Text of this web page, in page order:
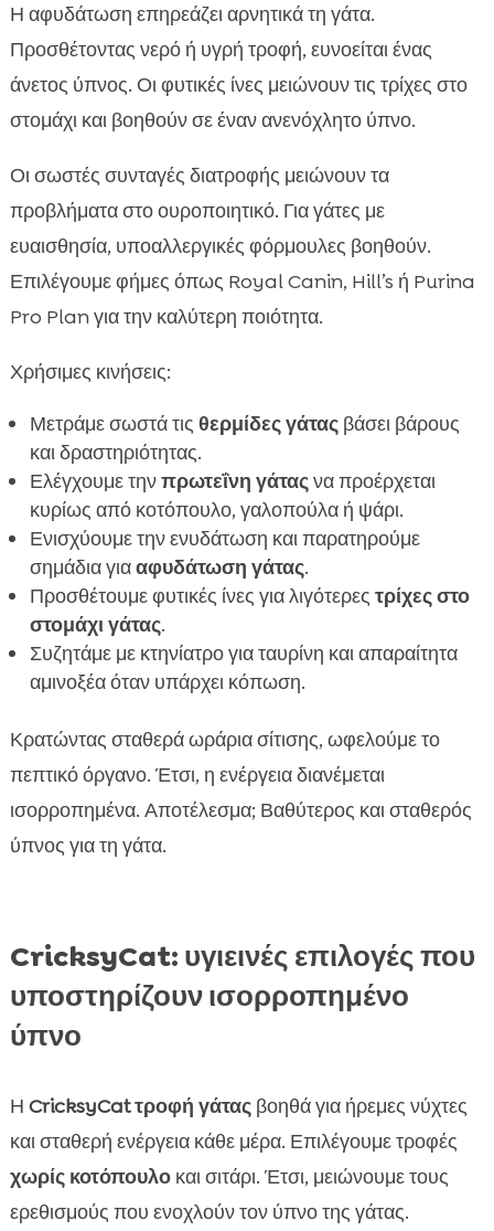
Η αφυδάτωση επηρεάζει αρνητικά τη γάτα.
Προσθέτοντας νερό ή υγρή τροφή, ευνοείται ένας
άνετος ύπνος. Οι φυτικές ίνες μειώνουν τις τρίχες στο
στομάχι και βοηθούν σε έναν ανενόχλητο ύπνο.
Οι σωστές συνταγές διατροφής μειώνουν τα
προβλήματα στο ουροποιητικό. Για γάτες με
ευαισθησία, υποαλλεργικές φόρμουλες βοηθούν.
Επιλέγουμε φήμες όπως Royal Canin, Hill’s ή Purina
Pro Plan για την καλύτερη ποιότητα.
Χρήσιμες κινήσεις:
Μετράμε σωστά τις θερμίδες γάταςβάσει βάρους
και δραστηριότητας.
Ελέγχουμε τηνπρωτεΐνη γάταςνα προέρχεται
κυρίως από κοτόπουλο, γαλοπούλα ή ψάρι.
Ενισχύουμε την ενυδάτωση και παρατηρούμε
σημάδια γιααφυδάτωση γάτας.
Προσθέτουμε φυτικές ίνες για λιγότερες τρίχες στο
στομάχι γάτας.
Συζητάμε με κτηνίατρο για ταυρίνη και απαραίτητα
αμινοξέα όταν υπάρχει κόπωση.
Κρατώντας σταθερά ωράρια σίτισης, ωφελούμε το
πεπτικό όργανο. Έτσι, η ενέργεια διανέμεται
ισορροπημένα. Αποτέλεσμα; Βαθύτερος και σταθερός
ύπνος για τη γάτα.
CricksyCat: υγιεινές επιλογές που
υποστηρίζουν ισορροπημένο
ύπνο
Η CricksyCat τροφή γάταςβοηθά για ήρεμες νύχτες
και σταθερή ενέργεια κάθε μέρα. Επιλέγουμε τροφές
χωρίς κοτόπουλοκαι σιτάρι. Έτσι, μειώνουμε τους
ερεθισμούς που ενοχλούν τον ύπνο της γάτας.